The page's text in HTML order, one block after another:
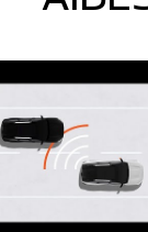
Youtube est